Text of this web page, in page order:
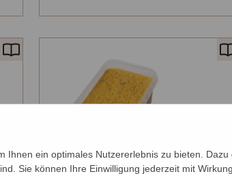
Ihnen ein optimales Nutzererlebnis zu bieten. Dazu
Sie können Ihre Einwilligung jederzeit mit